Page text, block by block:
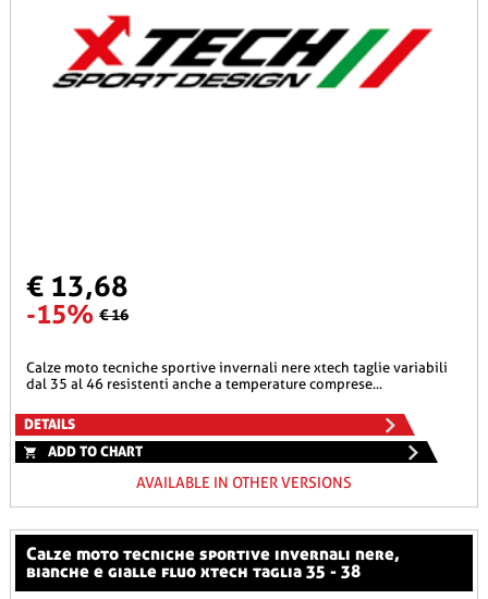
€ 13,68
-15% € 16
calze moto tecniche sportive invernali nere xtech taglie variabili
dal 35 al 46 resistenti anche a temperature comprese...
DETAILS
ADD TO CHART
AVAILABLE IN OTHER VERSIONS
calze moto tecniche sportive invernali nere,
bianche e gialle fluo xtech taglia 35 - 38